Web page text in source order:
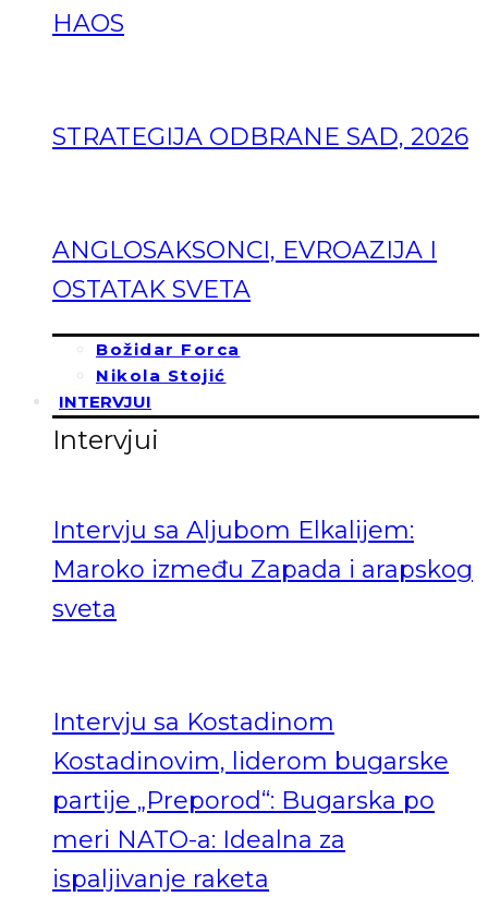
HAOS
STRATEGIJA ODBRANE SAD, 2026
ANGLOSAKSONCI, EVROAZIJA I
OSTATAK SVETA
Božidar Forca
Nikola Stojić
INTERVJUI
Intervjui
Intervju sa Aljubom Elkalijem:
Maroko između Zapada i arapskog
sveta
Intervju sa Kostadinom
Kostadinovim, liderom bugarske
partije „Preporod“: Bugarska po
meri NATO-a: Idealna za
ispaljivanje raketa